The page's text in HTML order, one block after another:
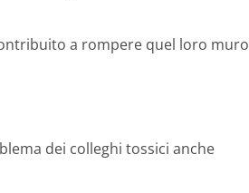
a rompere quel loro muro
dei colleghi tossici anche